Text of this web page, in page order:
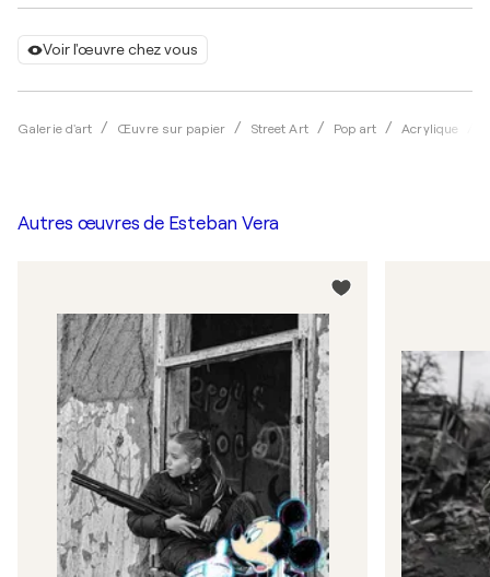
Voir l'œuvre chez vous
Galerie d'art Œuvre sur papier Street Art Pop art Acrylique
Autres œuvres de Esteban Vera